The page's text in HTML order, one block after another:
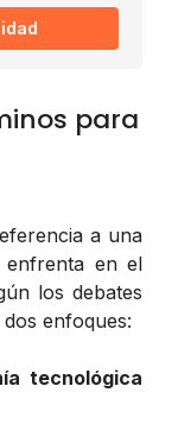
para
a una
enfrenta en el
los debates
enfoques:
tecnológica